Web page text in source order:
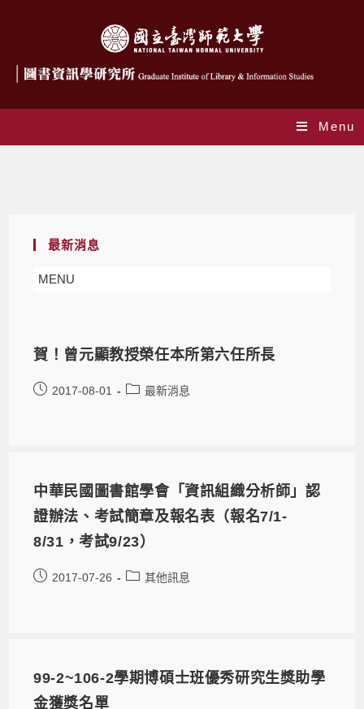
Menu
最新消息
MENU
賀！曾元顯教授榮任本所第六任所長
2017-08-01 最新消息
中華民國圖書館學會「資訊組織分析師」認
證辦法、考試簡章及報名表（報名7/1-
8/31，考試9/23）
2017-07-26 其他訊息
99-2~106-2學期博碩士班優秀研究生獎助學
金獲獎名單